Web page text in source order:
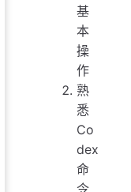
基
本
操
作
熟
悉
Co
dex
命
令